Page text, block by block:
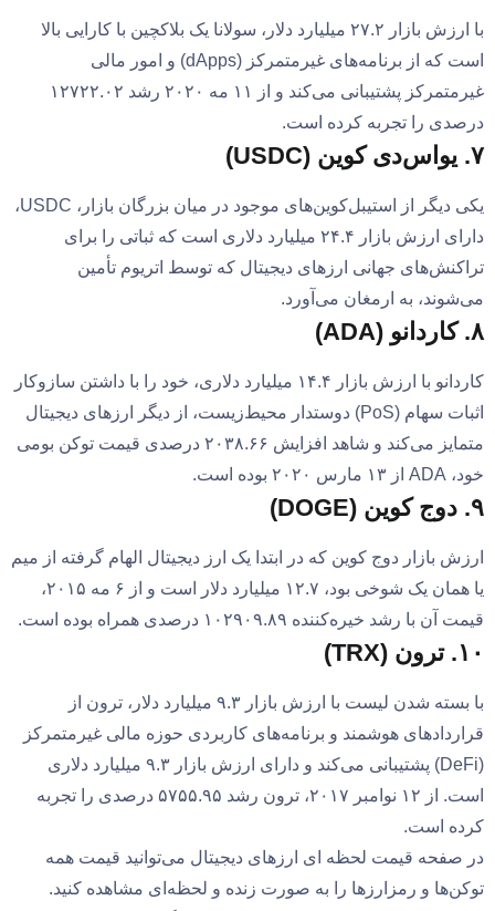
با ارزش بازار ۲۷.۲ میلیارد دلار، سولانا یک بلاکچین با کارایی بالا
است که از برنامه‌های غیرمتمرکز (dApps) و امور مالی
غیرمتمرکز پشتیبانی می‌کند و از ۱۱ مه ۲۰۲۰ رشد ۱۲۷۲۲.۰۲
درصدی را تجربه کرده است.
۷. یو‌اس‌دی کوین (USDC)
یکی دیگر از استیبل‌کوین‌های موجود در میان بزرگان بازار، USDC،
دارای ارزش بازار ۲۴.۴ میلیارد دلاری است که ثباتی را برای
تراکنش‌های جهانی ارزهای دیجیتال که توسط اتریوم تأمین
می‌شوند، به ارمغان می‌آورد.
۸. کاردانو (ADA)
کاردانو با ارزش بازار ۱۴.۴ میلیارد دلاری، خود را با داشتن سازوکار
اثبات سهام (PoS) دوستدار محیط‌زیست، از دیگر ارزهای دیجیتال
متمایز می‌کند و شاهد افزایش ۲۰۳۸.۶۶ درصدی قیمت توکن بومی
خود، ADA از ۱۳ مارس ۲۰۲۰ بوده است.
۹. دوج کوین (DOGE)
ارزش بازار دوج کوین که در ابتدا یک ارز دیجیتال الهام گرفته از میم
یا همان یک شوخی بود، ۱۲.۷ میلیارد دلار است و از ۶ مه ۲۰۱۵،
قیمت آن با رشد خیره‌کننده ۱۰۲۹۰۹.۸۹ درصدی همراه بوده است.
۱۰. ترون (TRX)
با بسته شدن لیست با ارزش بازار ۹.۳ میلیارد دلار، ترون از
قراردادهای هوشمند و برنامه‌های کاربردی حوزه مالی غیرمتمرکز
(DeFi) پشتیبانی می‌کند و دارای ارزش بازار ۹.۳ میلیارد دلاری
است. از ۱۲ نوامبر ۲۰۱۷، ترون رشد ۵۷۵۵.۹۵ درصدی را تجربه
کرده است.
در صفحه قیمت لحظه ای ارزهای دیجیتال می‌توانید قیمت همه
توکن‌ها و رمزارزها را به صورت زنده و لحظه‌ای مشاهده کنید.